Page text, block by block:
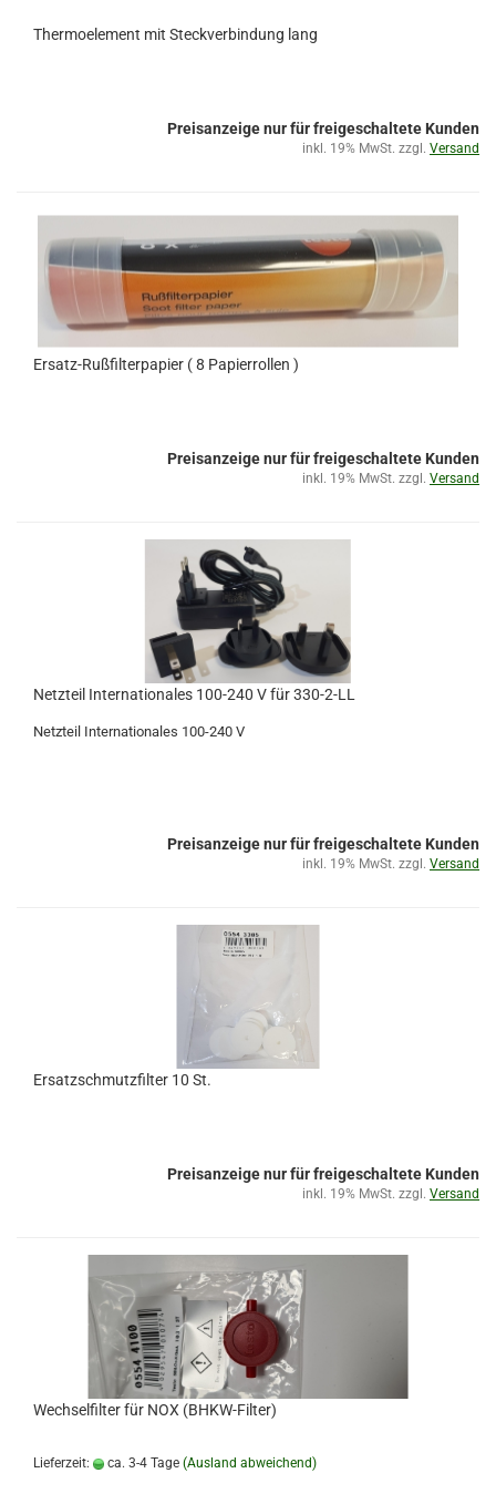
Thermoelement mit Steckverbindung lang
Preisanzeige nur für freigeschaltete Kunden
inkl. 19% MwSt. zzgl. Versand
Ersatz-Rußfilterpapier ( 8 Papierrollen )
Preisanzeige nur für freigeschaltete Kunden
inkl. 19% MwSt. zzgl. Versand
Netzteil Internationales 100-240 V für 330-2-LL
Netzteil Internationales 100-240 V
Preisanzeige nur für freigeschaltete Kunden
inkl. 19% MwSt. zzgl. Versand
Ersatzschmutzfilter 10 St.
Preisanzeige nur für freigeschaltete Kunden
inkl. 19% MwSt. zzgl. Versand
Wechselfilter für NOX (BHKW-Filter)
Lieferzeit: ca. 3-4 Tage (Ausland abweichend)